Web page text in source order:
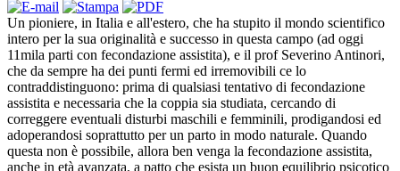
Un pioniere, in Italia e all'estero, che ha stupito il mondo scientifico
intero per la sua originalità e successo in questa campo (ad oggi
11mila parti con fecondazione assistita), e il prof Severino Antinori,
che da sempre ha dei punti fermi ed irremovibili ce lo
contraddistinguono: prima di qualsiasi tentativo di fecondazione
assistita e necessaria che la coppia sia studiata, cercando di
correggere eventuali disturbi maschili e femminili, prodigandosi ed
adoperandosi soprattutto per un parto in modo naturale. Quando
questa non è possibile, allora ben venga la fecondazione assistita,
anche in età avanzata, a patto che esista un buon equilibrio psicotico